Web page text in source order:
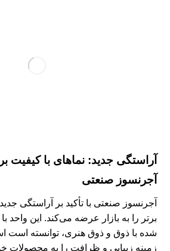
آراستگی جدید: نماهای با کیفیت
آجرنسوز صنعتی
آجرنسوز صنعتی با تأکید بر آراستگی
برتر را به بازار عرضه می‌کند. این واحد
شده با ذوق و ذوق هنری، توانسته است
زمینه زیبایی و ظرافت را به محصولات